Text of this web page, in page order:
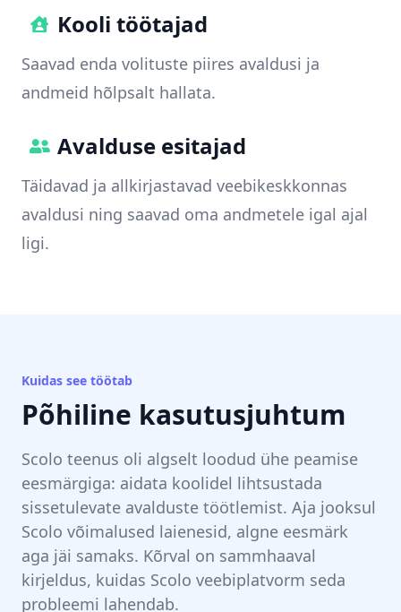
Kooli töötajad
Saavad enda volituste piires avaldusi ja
andmeid hõlpsalt hallata.
Avalduse esitajad
Täidavad ja allkirjastavad veebikeskkonnas
avaldusi ning saavad oma andmetele igal ajal
ligi.
Kuidas see töötab
Põhiline kasutusjuhtum
Scolo teenus oli algselt loodud ühe peamise
eesmärgiga: aidata koolidel lihtsustada
sissetulevate avalduste töötlemist. Aja jooksul
Scolo võimalused laienesid, algne eesmärk
aga jäi samaks. Kõrval on sammhaaval
kirjeldus, kuidas Scolo veebiplatvorm seda
probleemi lahendab.